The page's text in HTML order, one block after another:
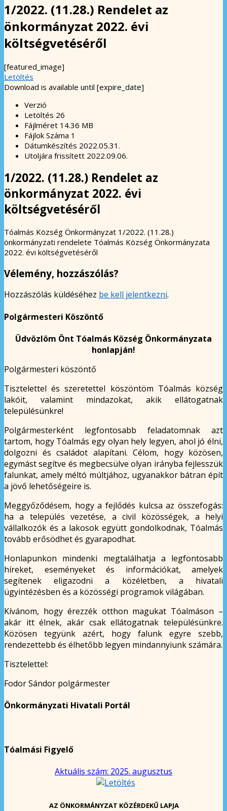
1/2022. (11.28.) Rendelet az
önkormányzat 2022. évi
költségvetéséről
[featured_image]
Letöltés
Download is available until [expire_date]
Verzió
Letöltés 26
Fájlméret 14.36 MB
Fájlok Száma 1
Dátumkészítés 2022.05.31.
Utoljára frissített 2022.09.06.
1/2022. (11.28.) Rendelet az
önkormányzat 2022. évi
költségvetéséről
Tóalmás Község Önkormányzat 1/2022. (11.28.)
önkormányzati rendelete Tóalmás Község Önkormányzata
2022. évi költségvetéséről
Vélemény, hozzászólás?
Hozzászólás küldéséhez be kell jelentkezni.
Polgármesteri Köszöntő
Üdvözlöm Önt Tóalmás Község Önkormányzata
honlapján!
Polgármesteri köszöntő
Tisztelettel és szeretettel köszöntöm Tóalmás község
lakóit, valamint mindazokat, akik ellátogatnak
településünkre!
Polgármesterként legfontosabb feladatomnak azt
tartom, hogy Tóalmás egy olyan hely legyen, ahol jó élni,
dolgozni és családot alapítani. Célom, hogy közösen,
egymást segítve és megbecsülve olyan irányba fejlesszük
falunkat, amely méltó múltjához, ugyanakkor bátran épít
a jövő lehetőségeire is.
Meggyőződésem, hogy a fejlődés kulcsa az összefogás:
ha a település vezetése, a civil közösségek, a helyi
vállalkozók és a lakosok együtt gondolkodnak, Tóalmás
tovább erősödhet és gyarapodhat.
Honlapunkon mindenki megtalálhatja a legfontosabb
híreket, eseményeket és információkat, amelyek
segítenek eligazodni a közéletben, a hivatali
ügyintézésben és a közösségi programok világában.
Kívánom, hogy érezzék otthon magukat Tóalmáson –
akár itt élnek, akár csak ellátogatnak településünkre.
Közösen tegyünk azért, hogy falunk egyre szebb,
rendezettebb és élhetőbb legyen mindannyiunk számára.
Tisztelettel:
Fodor Sándor polgármester
Önkormányzati Hivatali Portál
Tóalmási Figyelő
Aktuális szám: 2025. augusztus
AZ ÖNKORMÁNYZAT KÖZÉRDEKŰ LAPJA